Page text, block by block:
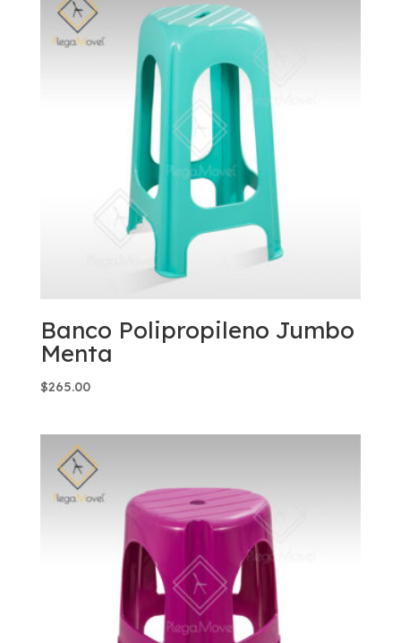
Banco Polipropileno Jumbo
Menta
$265.00